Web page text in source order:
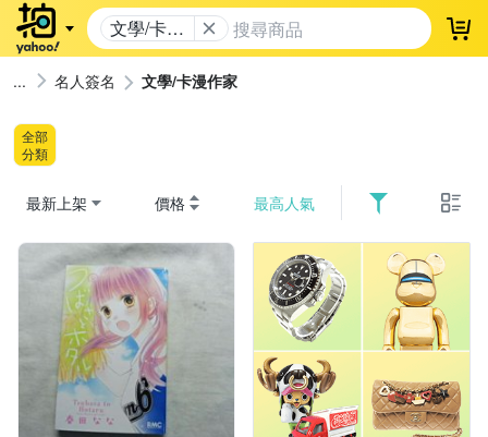
文學/卡漫
作家
登
名人簽名 文學/卡漫作家
全部
分類
最新上架 價格 最高人氣